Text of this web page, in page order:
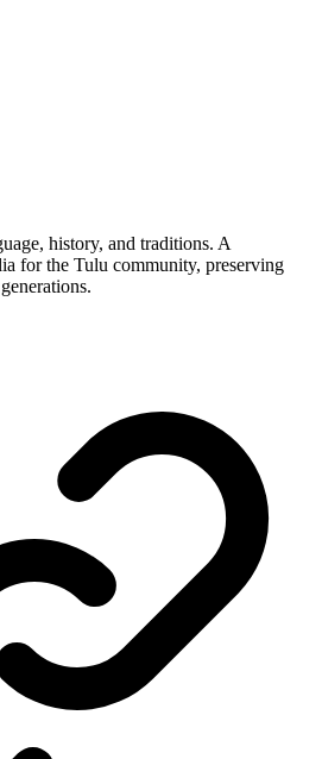
history, and traditions. A
for the Tulu community, preserving